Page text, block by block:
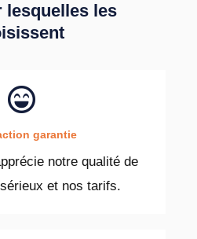
lesquelles les
garantie
notre qualité de
et nos tarifs.